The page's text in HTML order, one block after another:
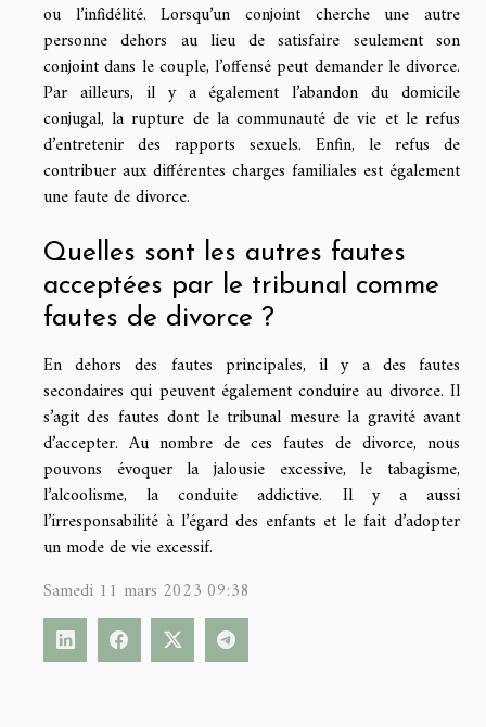
ou l’infidélité. Lorsqu’un conjoint cherche une autre
personne dehors au lieu de satisfaire seulement son
conjoint dans le couple, l’offensé peut demander le divorce.
Par ailleurs, il y a également l’abandon du domicile
conjugal, la rupture de la communauté de vie et le refus
d’entretenir des rapports sexuels. Enfin, le refus de
contribuer aux différentes charges familiales est également
une faute de divorce.
Quelles sont les autres fautes
acceptées par le tribunal comme
fautes de divorce ?
En dehors des fautes principales, il y a des fautes
secondaires qui peuvent également conduire au divorce. Il
s’agit des fautes dont le tribunal mesure la gravité avant
d’accepter. Au nombre de ces fautes de divorce, nous
pouvons évoquer la jalousie excessive, le tabagisme,
l’alcoolisme, la conduite addictive. Il y a aussi
l’irresponsabilité à l’égard des enfants et le fait d’adopter
un mode de vie excessif.
Samedi 11 mars 2023 09:38